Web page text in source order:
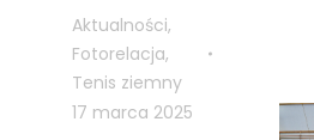
Aktualności,
Fotorelacja,
Tenis ziemny
17 marca 2025